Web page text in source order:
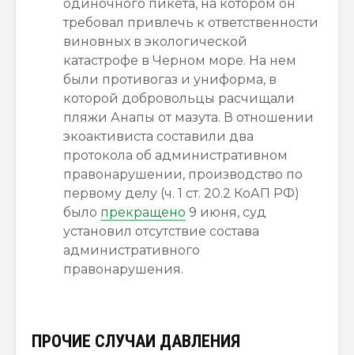
одиночного пикета, на котором он
требовал привлечь к ответственности
виновных в экологической
катастрофе в Черном море. На нем
были противогаз и униформа, в
которой добровольцы расчищали
пляжи Анапы от мазута. В отношении
экоактивиста составили два
протокола об административном
правонарушении, производство по
первому делу (ч. 1 ст. 20.2 КоАП РФ)
было прекращено 9 июня, суд
установил отсутствие состава
административного
правонарушения.
ПРОЧИЕ СЛУЧАИ ДАВЛЕНИЯ